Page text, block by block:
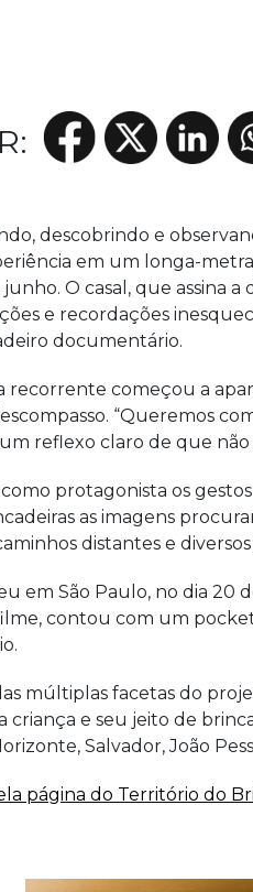
descobrindo e
em um longa-
O casal, que assina
e recordações
documentário.
recorrente começou a
“Queremos
reflexo claro de que
protagonista os
as imagens
distantes e
em São Paulo, no dia 20
contou com um
múltiplas facetas do
criança e seu jeito de
Salvador, João
página do Território do